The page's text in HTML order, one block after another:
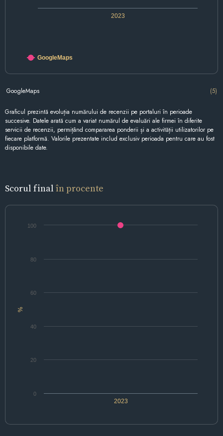
2023
GoogleMaps
GoogleMaps (5)
Graficul prezintă evoluția numărului de recenzii pe portaluri în perioade
succesive. Datele arată cum a variat numărul de evaluări ale firmei în diferite
servicii de recenzii, permițând compararea ponderii și a activității utilizatorilor pe
fiecare platformă. Valorile prezentate includ exclusiv perioada pentru care au fost
disponibile date.
Scorul final în procente
%
2023
0
20
40
60
80
100